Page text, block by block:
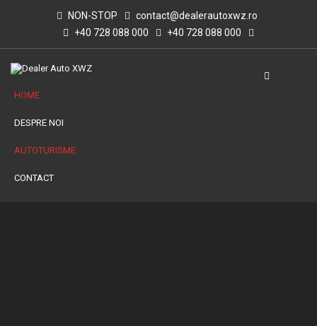
NON-STOP
contact@dealerautoxwz.ro
+40 728 088 000
+40 728 088 000
HOME
DESPRE NOI
AUTOTURISME
CONTACT